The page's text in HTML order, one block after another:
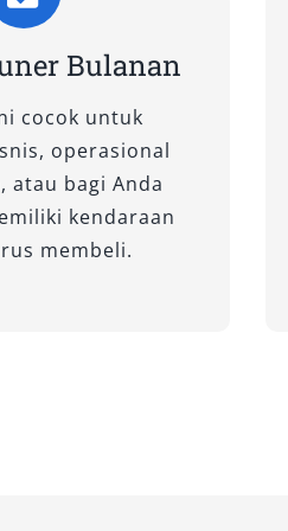
ini pas
dengan
Bulanan
cocok untuk
operasional
atau bagi Anda
kendaraan
membeli.